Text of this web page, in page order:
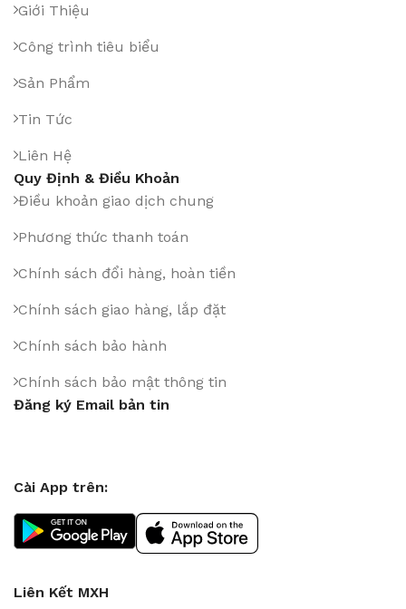
Giới Thiệu
Công trình tiêu biểu
Sản Phẩm
Tin Tức
Liên Hệ
Quy Định & Điều Khoản
Điều khoản giao dịch chung
Phương thức thanh toán
Chính sách đổi hàng, hoàn tiền
Chính sách giao hàng, lắp đặt
Chính sách bảo hành
Chính sách bảo mật thông tin
Đăng ký Email bản tin
Cài App trên:
Liên Kết MXH